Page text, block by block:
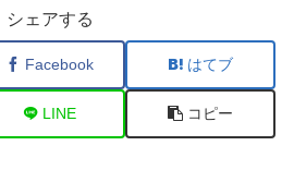
シェアする
Facebook はてブ
LINE コピー